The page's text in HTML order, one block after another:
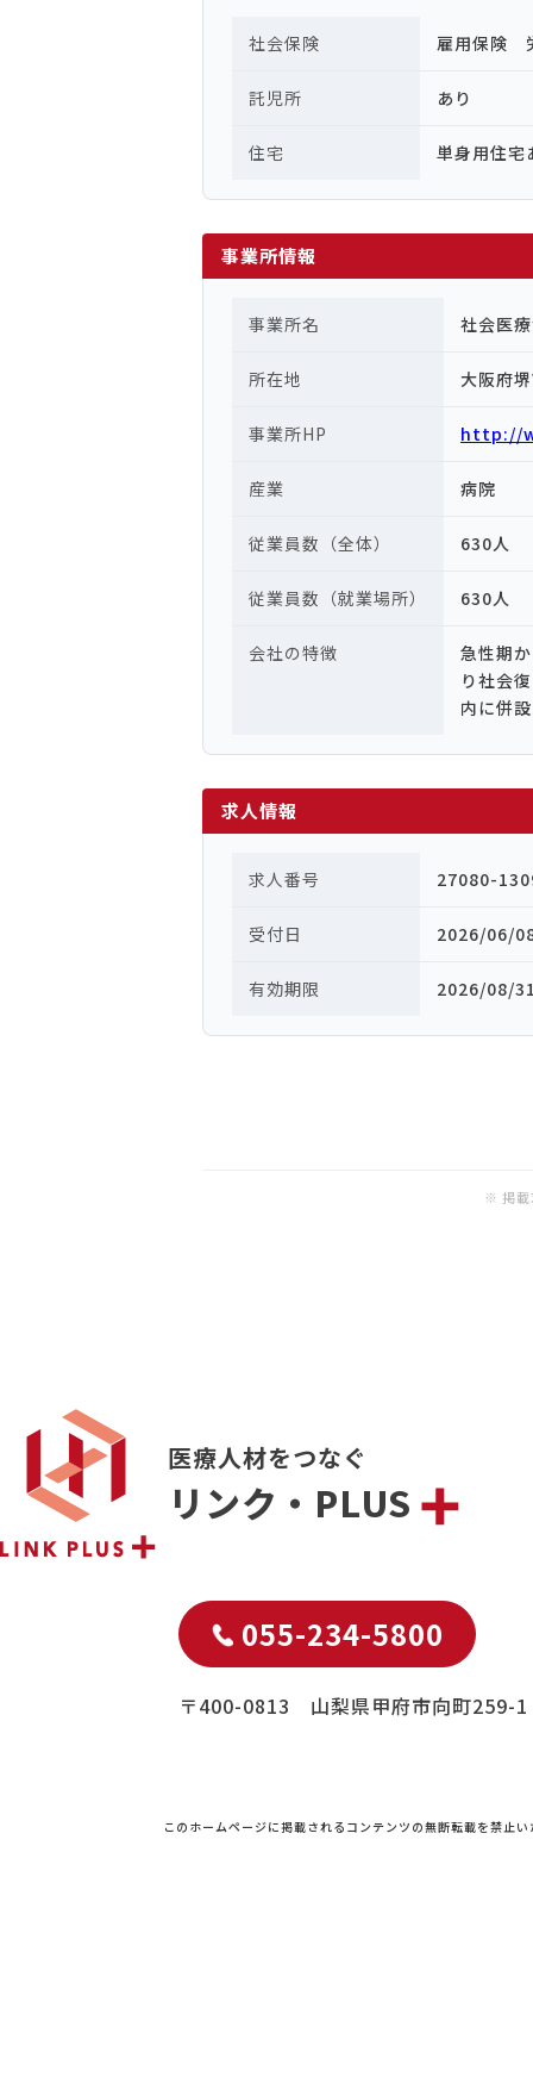
社会保険 雇用保険
託児所 あり
住宅 単身用住宅
事業所情報
事業所名 社会医
所在地 大阪府
事業所HP http://
産業 病院
従業員数（全体） 630人
従業員数（就業場所） 630人
会社の特徴
急性期
り社会
内に併
求人情報
求人番号 27080-
受付日 2026/06/
有効期限 2026/08/
※ 掲載
医療人材をつなぐ
リンク・PLUS
055-234-5800
〒400-0813 山梨県甲府市向町259-1
このホームページに掲載されるコンテンツの無断転載を禁止い